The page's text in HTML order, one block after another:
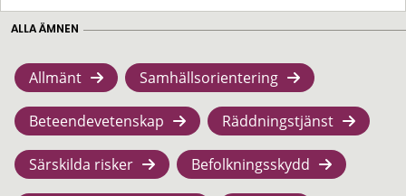
ALLA ÄMNEN
Allmänt Samhällsorientering
Beteendevetenskap Räddningstjänst
Särskilda risker Befolkningsskydd